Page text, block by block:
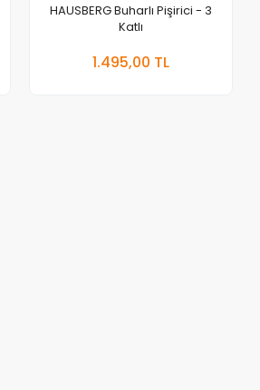
HAUSBERG Buharlı Pişirici - 3
Katlı
1.495,00 TL